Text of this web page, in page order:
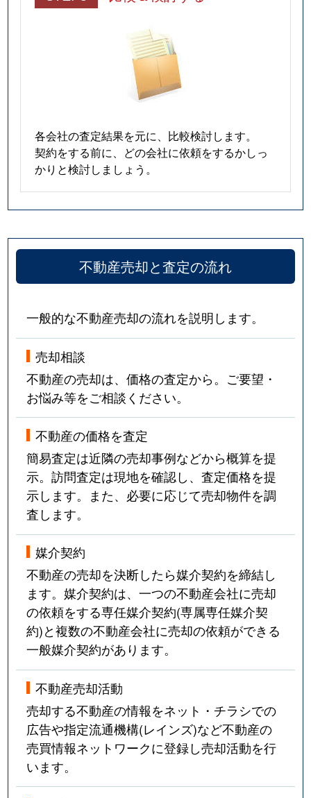
各会社の査定結果を元に、比較検討します。
契約をする前に、どの会社に依頼をするかしっ
かりと検討しましょう。
不動産売却と査定の流れ
一般的な不動産売却の流れを説明します。
売却相談
不動産の売却は、価格の査定から。ご要望・
お悩み等をご相談ください。
不動産の価格を査定
簡易査定は近隣の売却事例などから概算を提
示。訪問査定は現地を確認し、査定価格を提
示します。また、必要に応じて売却物件を調
査します。
媒介契約
不動産の売却を決断したら媒介契約を締結し
ます。媒介契約は、一つの不動産会社に売却
の依頼をする専任媒介契約(専属専任媒介契
約)と複数の不動産会社に売却の依頼ができる
一般媒介契約があります。
不動産売却活動
売却する不動産の情報をネット・チラシでの
広告や指定流通機構(レインズ)など不動産の
売買情報ネットワークに登録し売却活動を行
います。